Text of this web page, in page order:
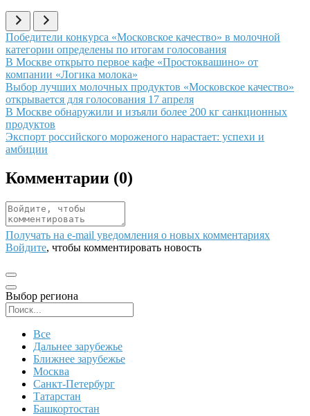
Иллюстрация новости
Победители конкурса «Московское качество» в молочной
категории определены по итогам голосования
Иллюстрация новости
В Москве открыто первое кафе «Простоквашино» от
компании «Логика молока»
Иллюстрация новости
Выбор лучших молочных продуктов «Московское качество»
открывается для голосования 17 апреля
Иллюстрация новости
В Москве обнаружили и изъяли более 200 кг санкционных
продуктов
Иллюстрация новости
Экспорт российского мороженого нарастает: успехи и
амбиции
Комментарии (0)
Получать на e‑mail уведомления о новых комментариях
Войдите, чтобы комментировать новость
Выбор региона
Все
Дальнее зарубежье
Ближнее зарубежье
Москва
Санкт-Петербург
Татарстан
Башкортостан